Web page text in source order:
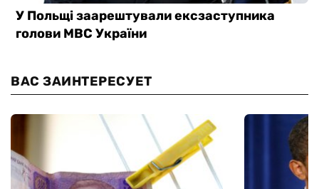
ВАС ЗАИНТЕРЕСУЕТ